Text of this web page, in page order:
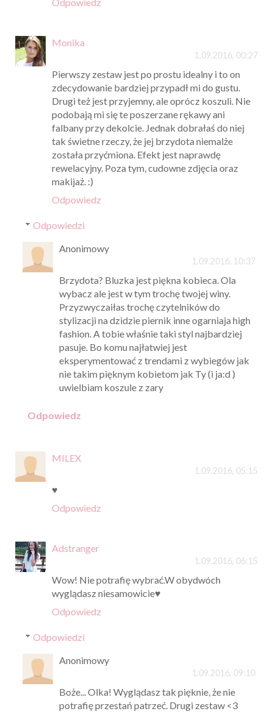
Monika
1.09.2016, 00:27
Pierwszy zestaw jest po prostu idealny i to on
zdecydowanie bardziej przypadł mi do gustu.
Drugi też jest przyjemny, ale oprócz koszuli. Nie
podobają mi się te poszerzane rękawy ani
falbany przy dekolcie. Jednak dobrałaś do niej
tak świetne rzeczy, że jej brzydota niemalże
została przyćmiona. Efekt jest naprawdę
rewelacyjny. Poza tym, cudowne zdjęcia oraz
makijaż. :)
Odpowiedz
Odpowiedzi
Anonimowy
1.09.2016, 10:37
Brzydota? Bluzka jest piękna kobieca. Ola
wybacz ale jest w tym trochę twojej winy.
Przyzwyczaiłas trochę czytelników do
stylizacji na dzidzie piernik inne ogarniaja high
fashion. A tobie właśnie taki styl najbardziej
pasuje. Bo komu najłatwiej jest
eksperymentować z trendami z wybiegów jak
nie takim pięknym kobietom jak Ty (i ja:d )
uwielbiam koszule z zary
Odpowiedz
MILEX
1.09.2016, 05:15
♥
Odpowiedz
Adstranger
1.09.2016, 06:15
Wow! Nie potrafię wybrać.W obydwóch
wyglądasz niesamowicie♥
Odpowiedz
Odpowiedzi
Anonimowy
1.09.2016, 09:10
Boże... Olka! Wyglądasz tak pięknie, że nie
potrafię przestań patrzeć. Drugi zestaw <3